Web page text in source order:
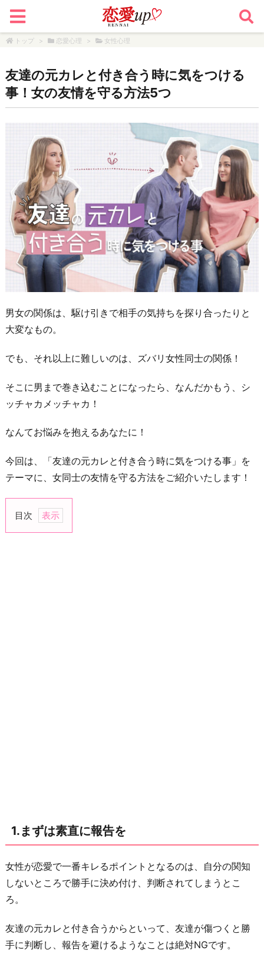
トップ > 恋愛心理 > 女性心理
友達の元カレと付き合う時に気をつける
事！女の友情を守る方法5つ
男女の関係は、駆け引きで相手の気持ちを探り合ったりと
大変なもの。
でも、それ以上に難しいのは、ズバリ女性同士の関係！
そこに男まで巻き込むことになったら、なんだかもう、シ
ッチャカメッチャカ！
なんてお悩みを抱えるあなたに！
今回は、「友達の元カレと付き合う時に気をつける事」を
テーマに、女同士の友情を守る方法をご紹介いたします！
目次
1.
に
口
出
し
禁
3.
1.まずは素直に報告を
女性が恋愛で一番キレるポイントとなるのは、自分の関知
しないところで勝手に決め付け、判断されてしまうとこ
ろ。
友達の元カレと付き合うからといって、友達が傷つくと勝
手に判断し、報告を避けるようなことは絶対NGです。